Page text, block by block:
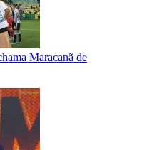
Maracanã de